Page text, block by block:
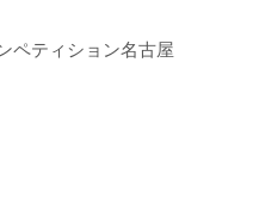
ペティション名古屋